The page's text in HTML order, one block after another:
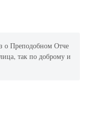
о Преподобном Отче
так по доброму и